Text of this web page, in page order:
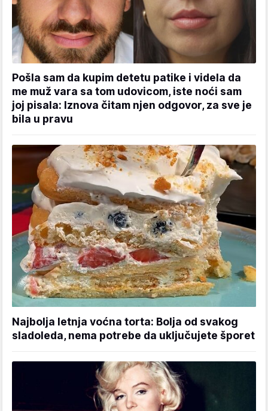
Pošla sam da kupim detetu patike i videla da
me muž vara sa tom udovicom, iste noći sam
joj pisala: Iznova čitam njen odgovor, za sve je
bila u pravu
Najbolja letnja voćna torta: Bolja od svakog
sladoleda, nema potrebe da uključujete šporet